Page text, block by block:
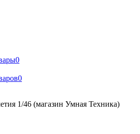
0
0
1/46 (магазин Умная Техника)